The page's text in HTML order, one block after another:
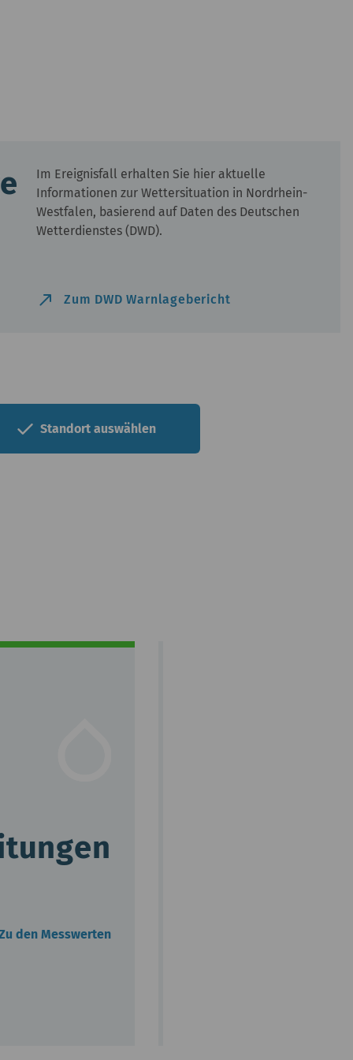
Im Ereignisfall erhalten Sie hier aktuelle
Informationen zur Wettersituation in Nordrhein-
Westfalen, basierend auf Daten des Deutschen
Wetterdienstes (DWD).
north_east Zum DWD Warnlagebericht